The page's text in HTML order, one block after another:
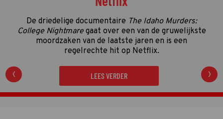
De vierde kwalificatieronde én de streamingronde
van de Gouden Televizier-Ring 2026 zijn in volle
gang. Tijd dus voor de eerste én enige tussenstand!
LEES VERDER